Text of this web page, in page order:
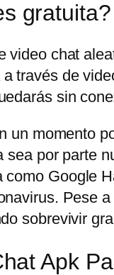
gratuita?
video chat
través de
sin
un momento
por parte
Google
Pese
sobrevivir
Apk